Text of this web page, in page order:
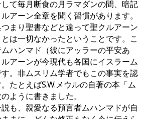
て毎月断食の月ラマダンの間、暗記
アーン全章を聞く習慣があります。
まり聖書などと違って聖クルアーン
は一切なかったということです。こ
ハンマド（彼にアッラーの平安あ
アーンが今現代も各国にイスラーム
。非ムスリム学者でもこの事実を認
たとえばS.W.メウルの自著の本「ム
ように書きました。
説も、親愛なる預言者ムハンマドが自